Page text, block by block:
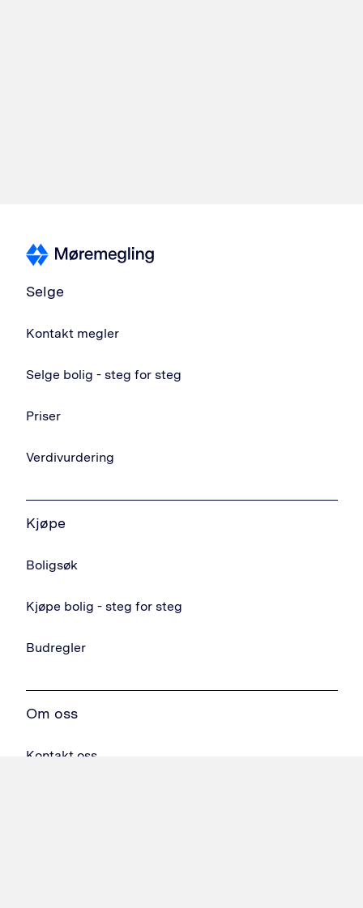
Selge
Kontakt megler
Selge bolig - steg for steg
Priser
Verdivurdering
Kjøpe
Boligsøk
Kjøpe bolig - steg for steg
Budregler
Om oss
Kontakt oss